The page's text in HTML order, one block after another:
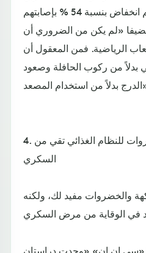
الرياضية بانتظام، لديهم انخفاض بنسبة 54 % بإصابتهم
من النوع 2». مضيفا «لم يكن من الضروري أن
الرياضية. فمن المعقول أن
بدلاً من ركوب الحافلة وصعود
4. إضافة الفواكه والخضروات للنظام الغذائي تقي من
السكري
والخضروات مفيد لك، ولكنه
«سي إن إن» «وجدت دراستان